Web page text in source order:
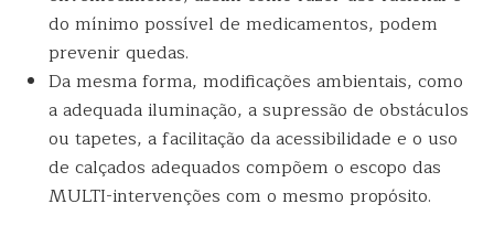
do mínimo possível de medicamentos, podem
prevenir quedas.
Da mesma forma, modificações ambientais, como
a adequada iluminação, a supressão de obstáculos
ou tapetes, a facilitação da acessibilidade e o uso
de calçados adequados compõem o escopo das
MULTI-intervenções com o mesmo propósito.